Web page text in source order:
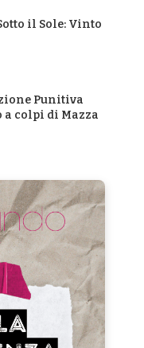
il Sole: Vinto
Punitiva
colpi di Mazza